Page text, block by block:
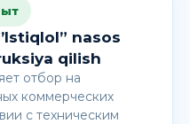
nasos
qilish
отбор на
коммерческих
с техническим